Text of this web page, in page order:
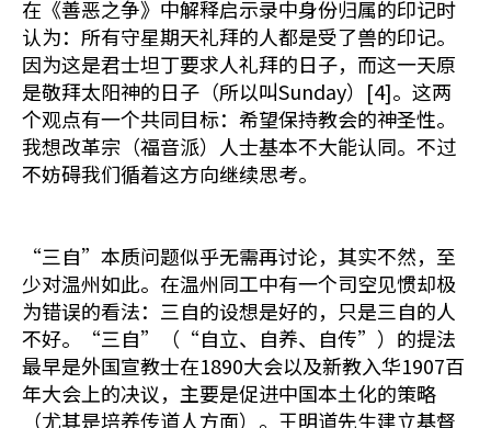
在《善恶之争》中解释启示录中身份归属的印记时
认为：所有守星期天礼拜的人都是受了兽的印记。
因为这是君士坦丁要求人礼拜的日子，而这一天原
是敬拜太阳神的日子（所以叫Sunday）[4]。这两
个观点有一个共同目标：希望保持教会的神圣性。
我想改革宗（福音派）人士基本不大能认同。不过
不妨碍我们循着这方向继续思考。
“三自”本质问题似乎无需再讨论，其实不然，至
少对温州如此。在温州同工中有一个司空见惯却极
为错误的看法：三自的设想是好的，只是三自的人
不好。“三自”（“自立、自养、自传”）的提法
最早是外国宣教士在1890大会以及新教入华1907百
年大会上的决议，主要是促进中国本土化的策略
（尤其是培养传道人方面）。王明道先生建立基督